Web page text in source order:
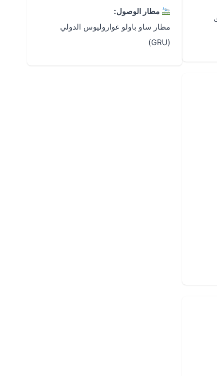
مطار الوصول:
مطار ساو باولو غواروليوس الدولي
(GRU)